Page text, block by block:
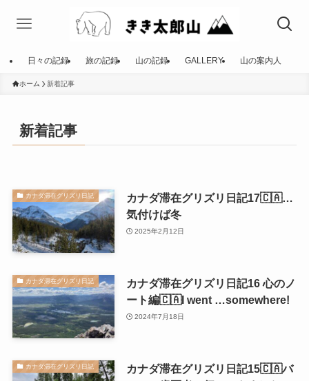
日々の記録 旅の記録 山の記録 GALLERY 山の案内人
ホーム 新着記事
新着記事
カナダ滞在グリズリ日記
カナダ滞在グリズリ日記17🇨🇦…
気付けば冬
2025年2月12日
カナダ滞在グリズリ日記
カナダ滞在グリズリ日記16 心のノ
ート編🇨🇦I went …somewhere!
2024年7月18日
カナダ滞在グリズリ日記
カナダ滞在グリズリ日記15🇨🇦バ